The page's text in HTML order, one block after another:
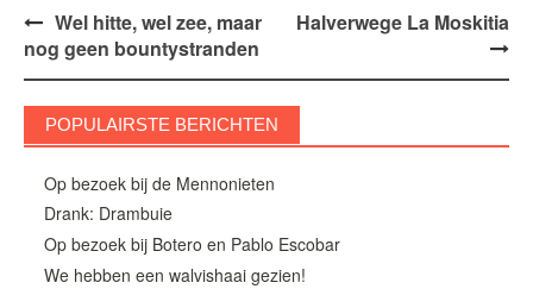
Bericht
navigatie
Wel hitte, wel zee, maar
nog geen bountystranden
Halverwege La Moskitia
POPULAIRSTE BERICHTEN
Op bezoek bij de Mennonieten
Drank: Drambuie
Op bezoek bij Botero en Pablo Escobar
We hebben een walvishaai gezien!